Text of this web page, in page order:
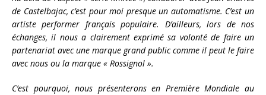
de Castelbajac, c’est pour moi presque un automatisme. C’est un
artiste performer français populaire. D’ailleurs, lors de nos
échanges, il nous a clairement exprimé sa volonté de faire un
partenariat avec une marque grand public comme il peut le faire
avec nous ou la marque « Rossignol ».
C’est pourquoi, nous présenterons en Première Mondiale au